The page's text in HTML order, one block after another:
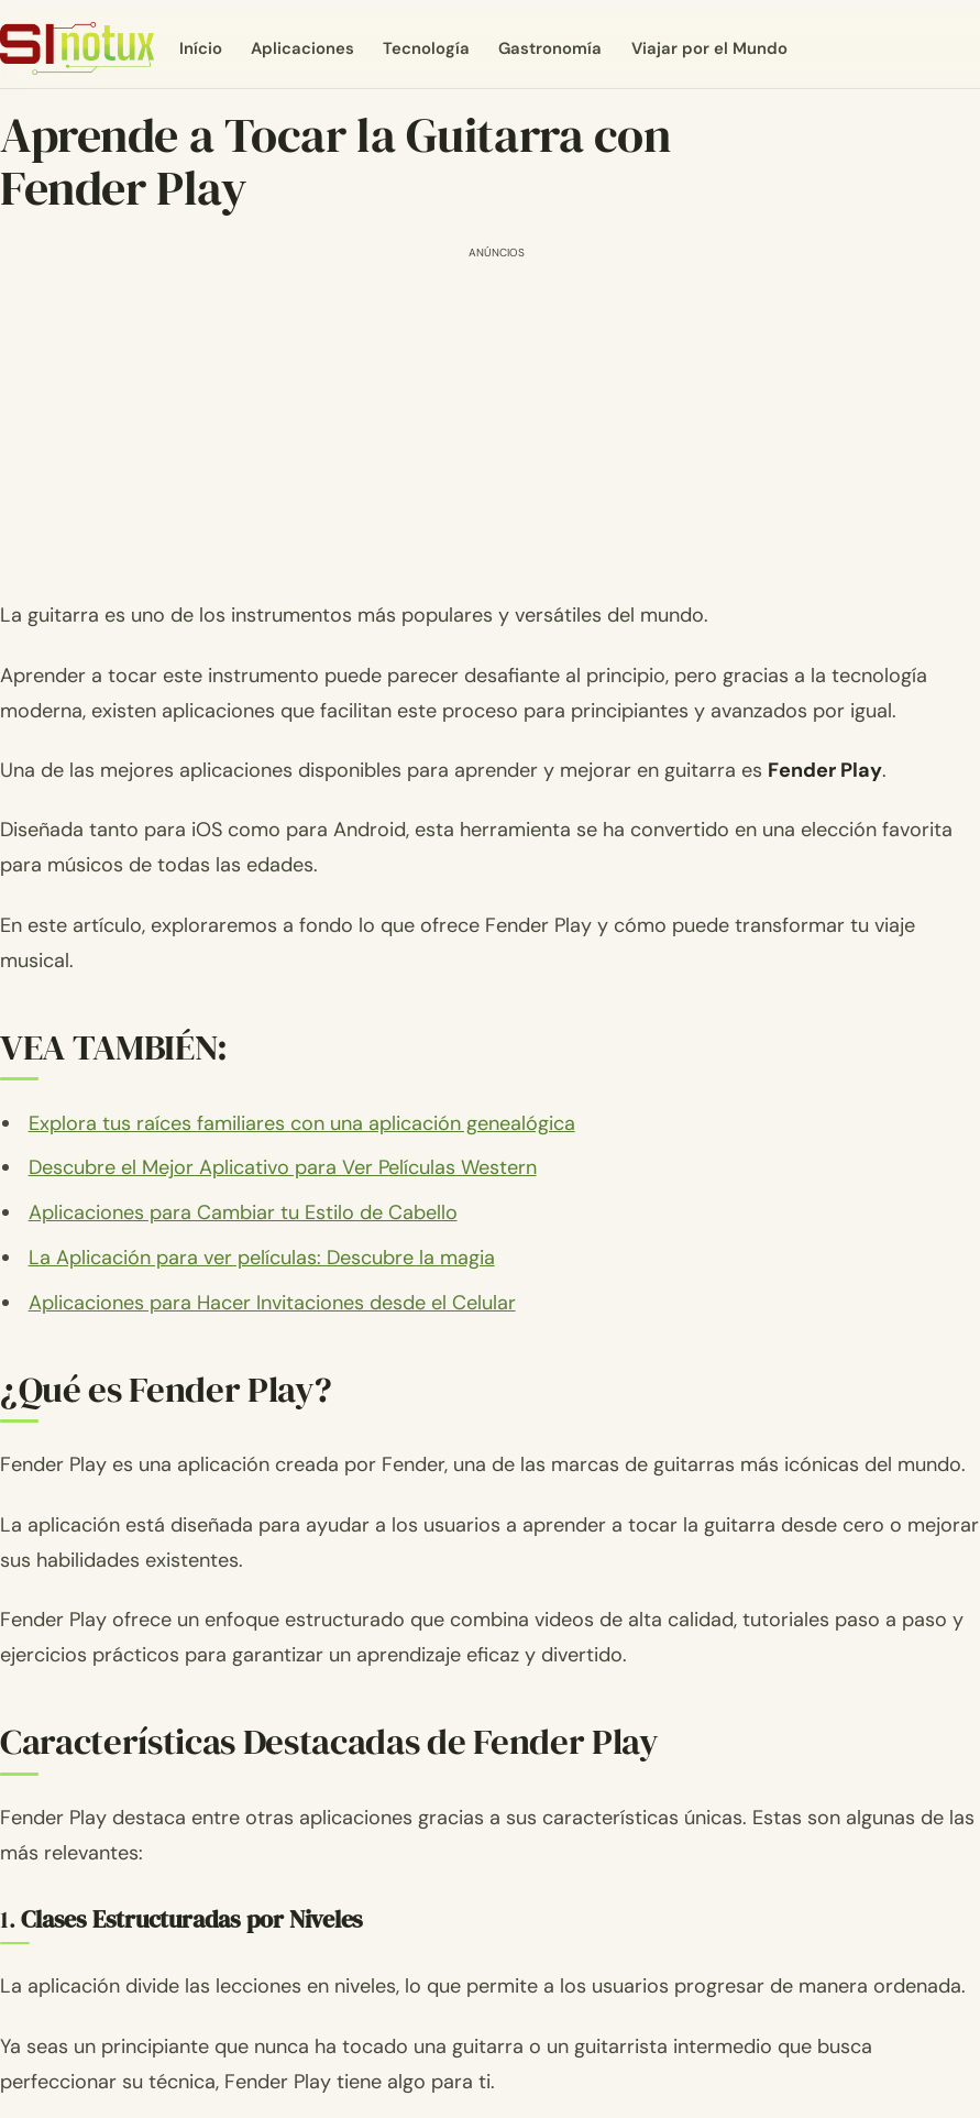
Início Aplicaciones Tecnología Gastronomía Viajar por el Mundo
Aprende a Tocar la Guitarra con
Fender Play
ANÚNCIOS
La guitarra es uno de los instrumentos más populares y versátiles del mundo.
Aprender a tocar este instrumento puede parecer desafiante al principio, pero gracias a la tecnología
moderna, existen aplicaciones que facilitan este proceso para principiantes y avanzados por igual.
Una de las mejores aplicaciones disponibles para aprender y mejorar en guitarra es Fender Play.
Diseñada tanto para iOS como para Android, esta herramienta se ha convertido en una elección favorita
para músicos de todas las edades.
En este artículo, exploraremos a fondo lo que ofrece Fender Play y cómo puede transformar tu viaje
musical.
VEA TAMBIÉN:
Explora tus raíces familiares con una aplicación genealógica
Descubre el Mejor Aplicativo para Ver Películas Western
Aplicaciones para Cambiar tu Estilo de Cabello
La Aplicación para ver películas: Descubre la magia
Aplicaciones para Hacer Invitaciones desde el Celular
¿Qué es Fender Play?
Fender Play es una aplicación creada por Fender, una de las marcas de guitarras más icónicas del mundo.
La aplicación está diseñada para ayudar a los usuarios a aprender a tocar la guitarra desde cero o mejorar
sus habilidades existentes.
Fender Play ofrece un enfoque estructurado que combina videos de alta calidad, tutoriales paso a paso y
ejercicios prácticos para garantizar un aprendizaje eficaz y divertido.
Características Destacadas de Fender Play
Fender Play destaca entre otras aplicaciones gracias a sus características únicas. Estas son algunas de las
más relevantes:
1.Clases Estructuradas por Niveles
La aplicación divide las lecciones en niveles, lo que permite a los usuarios progresar de manera ordenada.
Ya seas un principiante que nunca ha tocado una guitarra o un guitarrista intermedio que busca
perfeccionar su técnica, Fender Play tiene algo para ti.